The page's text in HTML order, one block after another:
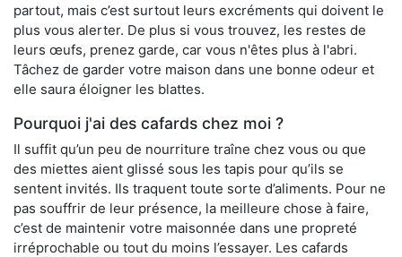
partout, mais c’est surtout leurs excréments qui doivent le
plus vous alerter. De plus si vous trouvez, les restes de
leurs œufs, prenez garde, car vous n'êtes plus à l'abri.
Tâchez de garder votre maison dans une bonne odeur et
elle saura éloigner les blattes.
Pourquoi j'ai des cafards chez moi ?
Il suffit qu’un peu de nourriture traîne chez vous ou que
des miettes aient glissé sous les tapis pour qu’ils se
sentent invités. Ils traquent toute sorte d’aliments. Pour ne
pas souffrir de leur présence, la meilleure chose à faire,
c’est de maintenir votre maisonnée dans une propreté
irréprochable ou tout du moins l’essayer. Les cafards